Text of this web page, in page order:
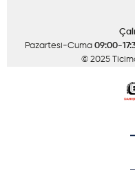
Pazartesi-Cuma 09:00-
© 2025